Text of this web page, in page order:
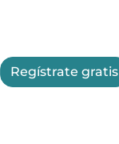
Regístrate gratis